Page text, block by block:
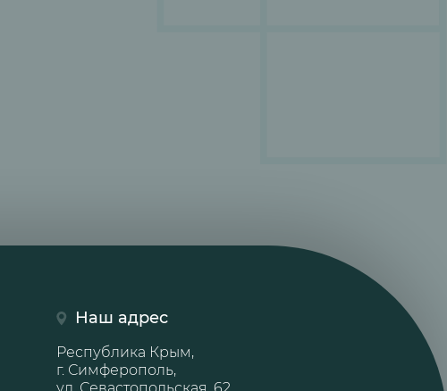
Наш адрес
Республика Крым,
г. Симферополь,